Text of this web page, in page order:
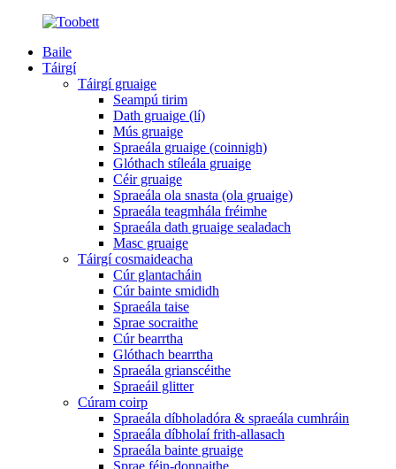
Baile
Táirgí
Táirgí gruaige
Seampú tirim
Dath gruaige (lí)
Mús gruaige
Spraeála gruaige (coinnigh)
Glóthach stíleála gruaige
Céir gruaige
Spraeála ola snasta (ola gruaige)
Spraeála teagmhála fréimhe
Spraeála dath gruaige sealadach
Masc gruaige
Táirgí cosmaideacha
Cúr glantacháin
Cúr bainte smididh
Spraeála taise
Sprae socraithe
Cúr bearrtha
Glóthach bearrtha
Spraeála grianscéithe
Spraeáil glitter
Cúram coirp
Spraeála díbholadóra & spraeála cumhráin
Spraeála díbholaí frith-allasach
Spraeála bainte gruaige
Sprae féin-donnaithe